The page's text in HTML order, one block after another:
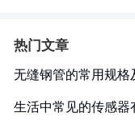
热门文章
无缝钢管的常用规格
生活中常见的传感器